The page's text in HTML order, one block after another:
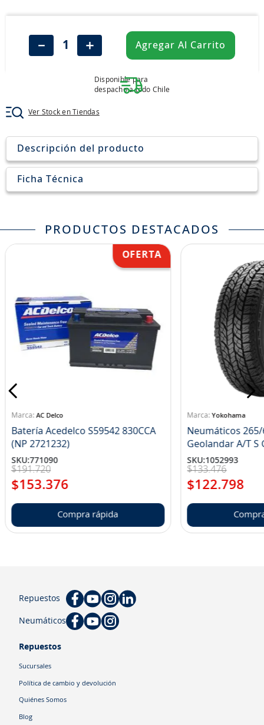
＋
－ Agregar Al Carrito
Disponible para
despacho a todo Chile
Ver Stock en Tiendas
Descripción del producto
Ficha Técnica
PRODUCTOS DESTACADOS
AC Delco
Batería Acedelco S59542 830CCA
(NP 2721232)
SKU:771090
$191.720
$153.376
Compra rápida
Yokohama
Neumáticos 265/
SKU:1052993
$133.476
$122.798
Repuestos
Neumáticos
Repuestos
Sucursales
Política de cambio y devolución
Quiénes Somos
Blog
john deere